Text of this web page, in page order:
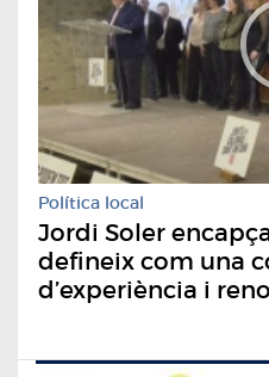
Política local
Jordi Soler
defineix com una
d’experiència i